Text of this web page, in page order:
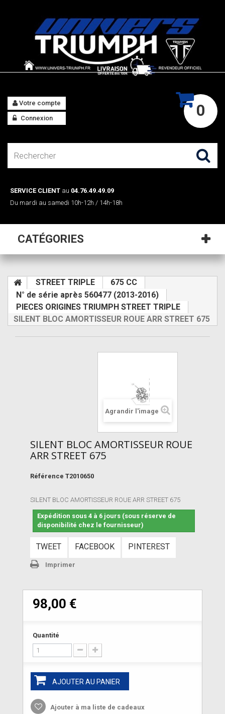
0
Votre compte
Connexion
SERVICE CLIENT au 04.76.49.49.09
Du mardi au samedi 10h-12h / 14h-18h
CATÉGORIES
STREET TRIPLE
675 CC
N° de série après 560477 (2013-2016)
PIECES ORIGINES TRIUMPH STREET TRIPLE
SILENT BLOC AMORTISSEUR ROUE ARR STREET 675
Agrandir l'image
SILENT BLOC AMORTISSEUR ROUE
ARR STREET 675
Référence T2010650
SILENT BLOC AMORTISSEUR ROUE ARR STREET 675
Expédition sous 4 à 6 jours (sous réserve de
disponibilité chez le fournisseur)
TWEET FACEBOOK PINTEREST
Imprimer
98,00 €
Quantité
AJOUTER AU PANIER
Ajouter à ma liste de cadeaux